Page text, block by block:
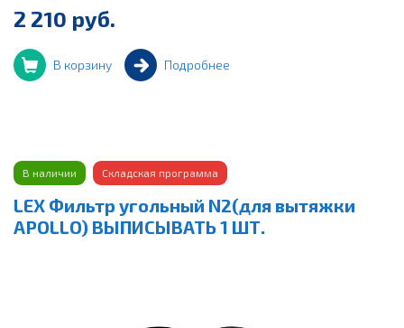
2 210 руб.
В корзину Подробнее
В наличии Складская программа
LEX Фильтр угольный N2(для вытяжки
APOLLO) ВЫПИСЫВАТЬ 1 ШТ.